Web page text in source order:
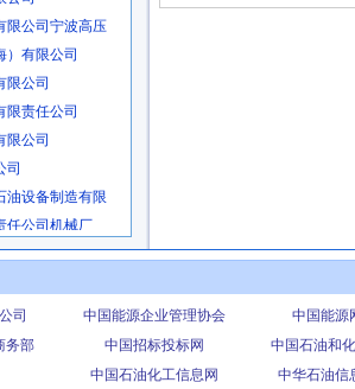
限公司宁波高压
）有限公司
限公司
限责任公司
公司
油设备制造有限
任公司机械厂
械制造有限公司
发公司
械制造有限公司
司
工总厂
术有限公司
司 中国能源企业管理协会
中国能源
务部
中国招标投标网
中国石油和
中国石油化工信息网 中华石油信